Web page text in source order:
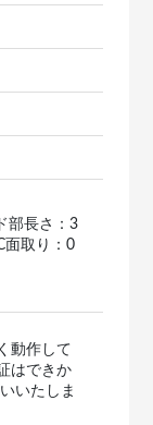
長さ：3
取り：0
動作して
はできか
いたしま